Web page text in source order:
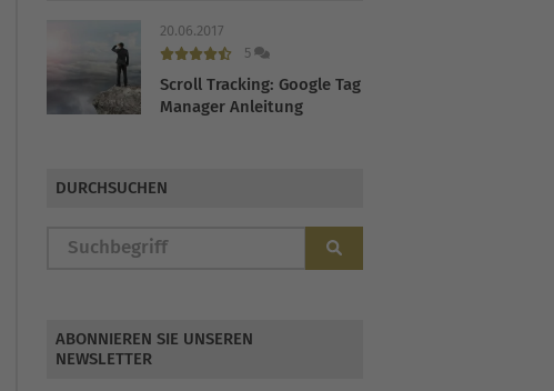
20.06.2017
5
Scroll Tracking: Google Tag
Manager Anleitung
DURCHSUCHEN
ABONNIEREN SIE UNSEREN
NEWSLETTER